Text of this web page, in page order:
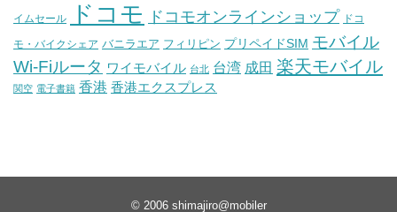
イムセール ドコモ ドコモオンラインショップ ドコ
モ・バイクシェア バニラエア フィリピン プリペイドSIM モバイル
Wi-Fiルータ ワイモバイル 台北 台湾 成田 楽天モバイル
関空 電子書籍 香港 香港エクスプレス
© 2006 shimajiro@mobiler